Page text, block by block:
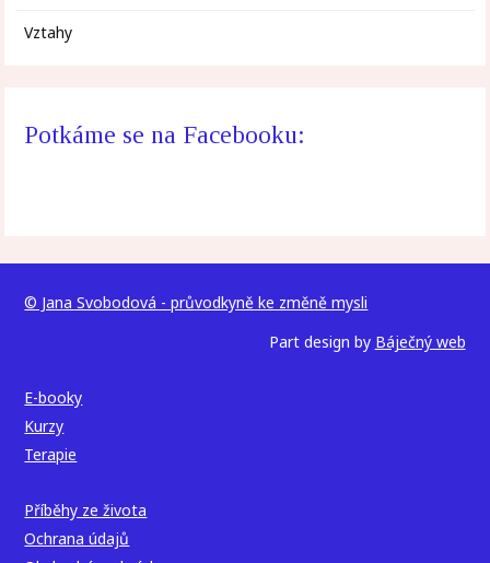
Vztahy
Potkáme se na Facebooku:
© Jana Svobodová - průvodkyně ke změně mysli
Part design by Báječný web
E-booky
Kurzy
Terapie
Příběhy ze života
Ochrana údajů